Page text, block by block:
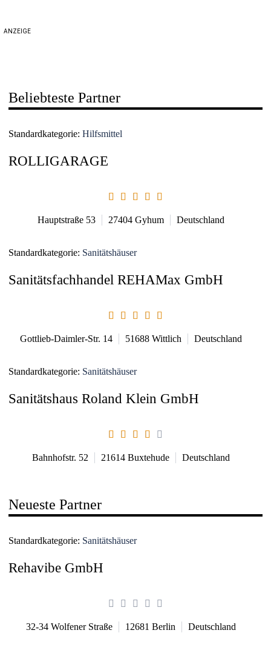
ANZEIGE
Beliebteste Partner
Standardkategorie: Hilfsmittel
ROLLIGARAGE
Hauptstraße 53 27404 Gyhum Deutschland
Standardkategorie: Sanitätshäuser
Sanitätsfachhandel REHAMax GmbH
Gottlieb-Daimler-Str. 14 51688 Wittlich Deutschland
Standardkategorie: Sanitätshäuser
Sanitätshaus Roland Klein GmbH
Bahnhofstr. 52 21614 Buxtehude Deutschland
Neueste Partner
Standardkategorie: Sanitätshäuser
Rehavibe GmbH
32-34 Wolfener Straße 12681 Berlin Deutschland